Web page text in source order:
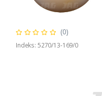
(0)
Indeks: 5270/13-169/0